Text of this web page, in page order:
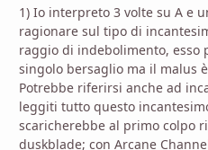
1) Io interpreto 3 volte su A e
ragionare sul tipo di
raggio di indebolimento, esso
singolo bersaglio ma il malus
Potrebbe riferirsi anche ad
leggiti tutto questo
scaricherebbe al primo colpo
duskblade; con Arcane